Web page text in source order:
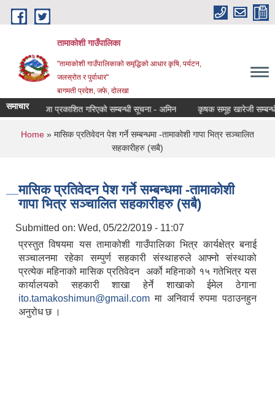
Skip to main content
तामाकोशी गाउँपालिका
"तामाकोशी गाउँपालिकाको समृद्धिको आधार कृषि, पर्यटन,
जलस्रोत र पुर्वाधार"
बागमती प्रदेश, जफे, दोलखा
समाचारनतिजा प्रकाशित गरिएको सम्बन्धी सूचना - अमिन कृषक समूह खारेजी सम्बन्धी
You are here
Home » मासिक प्रतिवेदन पेश गर्ने सम्बन्धमा -तामाकोशी गापा भित्र सञ्चालित
सहकारीहरु (सबै)
मासिक प्रतिवेदन पेश गर्ने सम्बन्धमा -तामाकोशी
गापा भित्र सञ्चालित सहकारीहरु (सबै)
Submitted on: Wed, 05/22/2019 - 11:07
प्रस्तुत विषयमा यस तामाकोशी गाउँपालिका भित्र कार्यक्षेत्र बनाई
सञ्चालनमा रहेका सम्पुर्ण सहकारी संस्थाहरुले आफ्नो संस्थाको
प्रत्येक महिनाको मासिक प्रतिवेदन अर्को महिनाको १५ गतेभित्र यस
कार्यालयको सहकारी शाखा हेर्ने शाखाको ईमेल ठेगाना
ito.tamakoshimun@gmail.com मा अनिवार्य रुपमा पठाउनहुन
अनुरोध छ ।